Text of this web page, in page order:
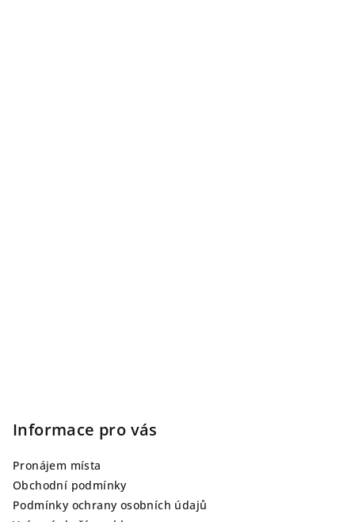
Informace pro vás
Pronájem místa
Obchodní podmínky
Podmínky ochrany osobních údajů